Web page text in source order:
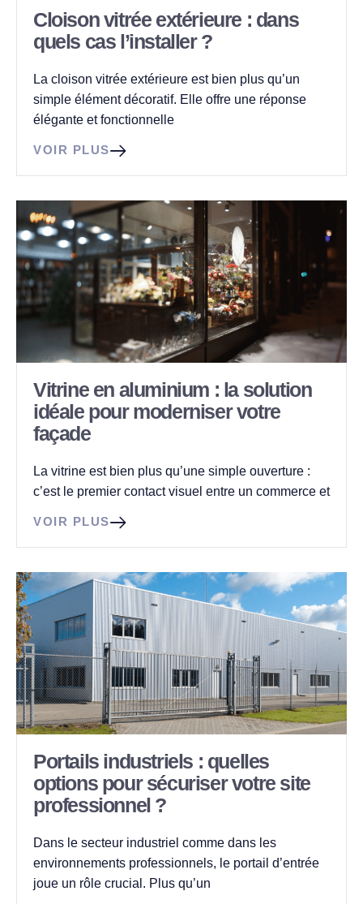
Cloison vitrée extérieure : dans
quels cas l’installer ?
La cloison vitrée extérieure est bien plus qu’un
simple élément décoratif. Elle offre une réponse
élégante et fonctionnelle
VOIR PLUS
Vitrine en aluminium : la solution
idéale pour moderniser votre
façade
La vitrine est bien plus qu’une simple ouverture :
c’est le premier contact visuel entre un commerce et
VOIR PLUS
Portails industriels : quelles
options pour sécuriser votre site
professionnel ?
Dans le secteur industriel comme dans les
environnements professionnels, le portail d’entrée
joue un rôle crucial. Plus qu’un